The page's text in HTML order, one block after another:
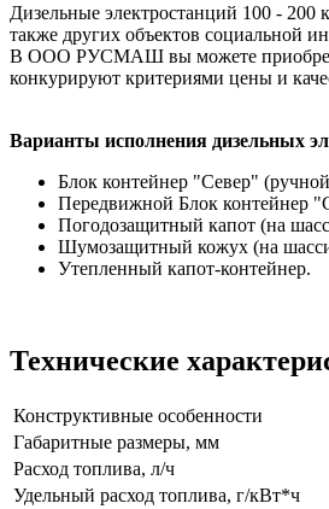
Дизельные электростанций 100 - 200
также других объектов социальной
В ООО РУСМАШ вы можете
конкурируют критериями цены и
Варианты исполнения дизельных
Блок контейнер "Север"
Передвижной Блок контейнер
Погодозащитный капот (на
Шумозащитный кожух (на
Утепленный капот-контейнер.
Технические
Конструктивные особенности
Габаритные размеры, мм
Расход топлива, л/ч
Удельный расход топлива, г/кВт*ч